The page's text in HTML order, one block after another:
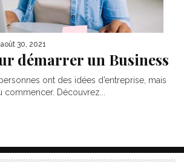
août 30, 2021
démarrer un Business
ont des idées d’entreprise, mais
commencer. Découvrez...